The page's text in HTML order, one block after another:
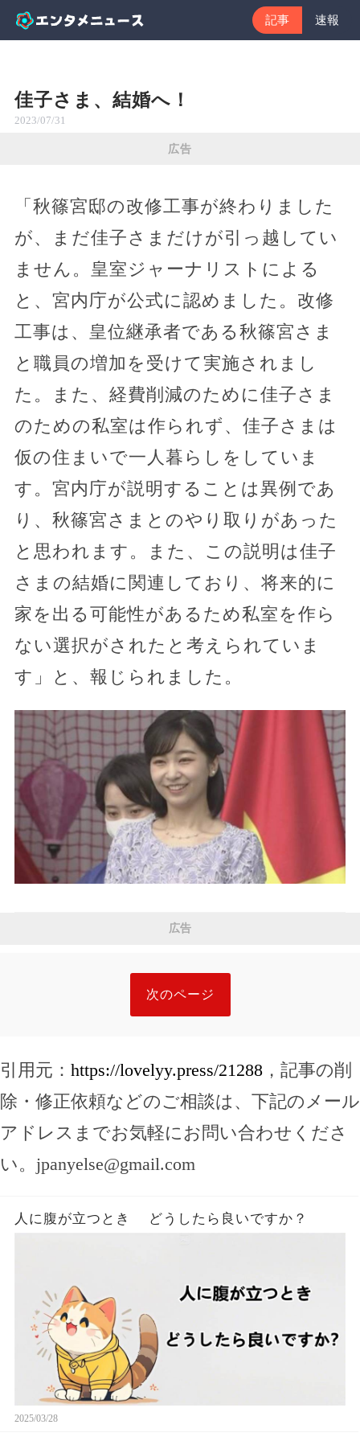
記事 速報
佳子さま、結婚へ！
2023/07/31
広告
「秋篠宮邸の改修工事が終わりました
が、まだ佳子さまだけが引っ越してい
ません。皇室ジャーナリストによる
と、宮内庁が公式に認めました。改修
工事は、皇位継承者である秋篠宮さま
と職員の増加を受けて実施されまし
た。また、経費削減のために佳子さま
のための私室は作られず、佳子さまは
仮の住まいで一人暮らしをしていま
す。宮内庁が説明することは異例であ
り、秋篠宮さまとのやり取りがあった
と思われます。また、この説明は佳子
さまの結婚に関連しており、将来的に
家を出る可能性があるため私室を作ら
ない選択がされたと考えられていま
す」と、報じられました。
広告
次のページ
引用元： https://lovelyy.press/21288 ，記事の削
除・修正依頼などのご相談は、下記のメール
アドレスまでお気軽にお問い合わせくださ
い。 jpanyelse@gmail.com
人に腹が立つとき どうしたら良いですか？
2025/03/28